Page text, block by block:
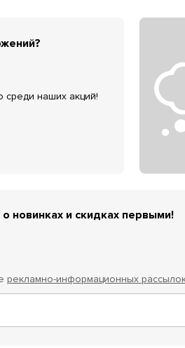
среди наших акций!
новинках и скидках первыми!
рекламно-информационных